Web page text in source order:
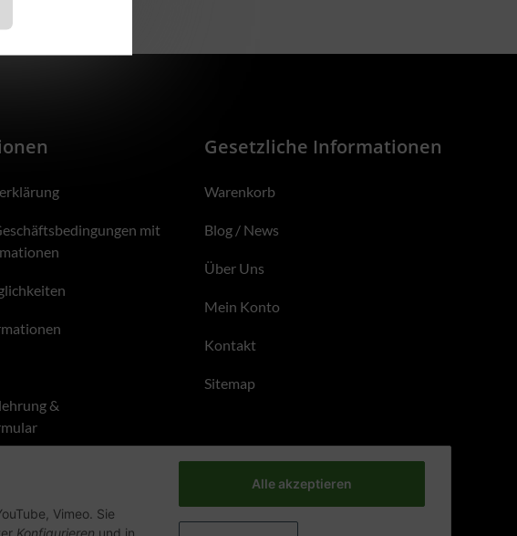
Vimeo. Sie
Alle akzeptieren
mit
&
Gesetzliche Informationen
Warenkorb
Blog / News
Über Uns
Mein Konto
Kontakt
Sitemap